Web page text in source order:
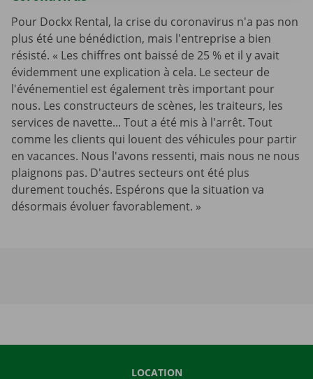
Pour Dockx Rental, la crise du coronavirus n'a pas non
plus été une bénédiction, mais l'entreprise a bien
résisté. « Les chiffres ont baissé de 25 % et il y avait
évidemment une explication à cela. Le secteur de
l'événementiel est également très important pour
nous. Les constructeurs de scènes, les traiteurs, les
services de navette... Tout a été mis à l'arrêt. Tout
comme les clients qui louent des véhicules pour partir
en vacances. Nous l'avons ressenti, mais nous ne nous
plaignons pas. D'autres secteurs ont été plus
durement touchés. Espérons que la situation va
désormais évoluer favorablement. »
LOCATION